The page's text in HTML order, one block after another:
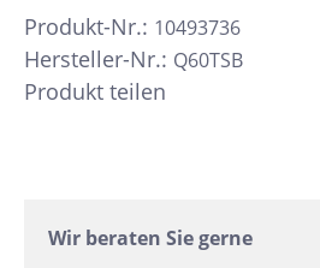
Hersteller-Nr.: Q60TSB
Produkt-Nr.: 10493736
Produkt teilen
Wir beraten Sie gerne